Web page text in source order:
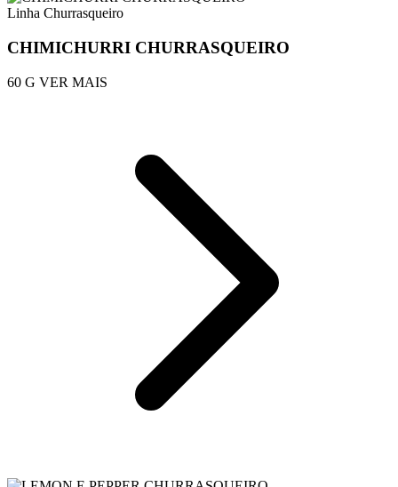
Linha Churrasqueiro
CHIMICHURRI CHURRASQUEIRO
60 G VER MAIS